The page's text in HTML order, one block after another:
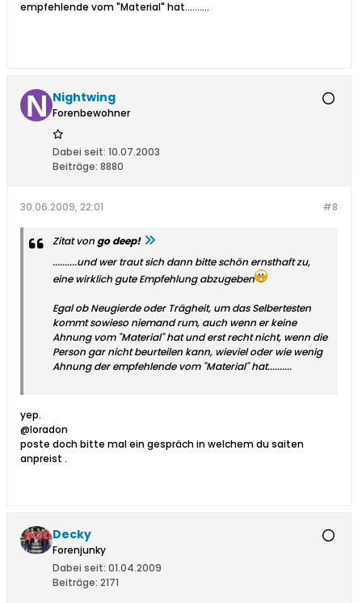
empfehlende vom "Material" hat..........
Nightwing
Forenbewohner
Dabei seit: 10.07.2003
Beiträge: 8880
#8
30.06.2009, 22:01
Zitat von go deep!
..........und wer traut sich dann bitte schön ernsthaft zu,
eine wirklich gute Empfehlung abzugeben
Egal ob Neugierde oder Trägheit, um das Selbertesten
kommt sowieso niemand rum, auch wenn er keine
Ahnung vom "Material" hat und erst recht nicht, wenn die
Person gar nicht beurteilen kann, wieviel oder wie wenig
Ahnung der empfehlende vom "Material" hat..........
yep.
@loradon
poste doch bitte mal ein gespräch in welchem du saiten
anpreist .
Decky
Forenjunky
Dabei seit: 01.04.2009
Beiträge: 2171